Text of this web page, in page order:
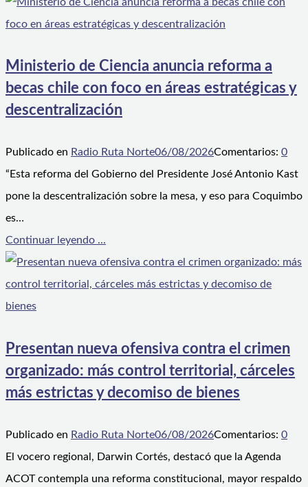
Ministerio de Ciencia anuncia reforma a
becas chile con foco en áreas estratégicas y
descentralización
Publicado en Radio Ruta Norte06/08/2026Comentarios: 0
“Esta reforma del Gobierno del Presidente José Antonio Kast
pone la descentralización sobre la mesa, y eso para Coquimbo
es…
Continuar leyendo ...
Presentan nueva ofensiva contra el crimen
organizado: más control territorial, cárceles
más estrictas y decomiso de bienes
Publicado en Radio Ruta Norte06/08/2026Comentarios: 0
El vocero regional, Darwin Cortés, destacó que la Agenda
ACOT contempla una reforma constitucional, mayor respaldo